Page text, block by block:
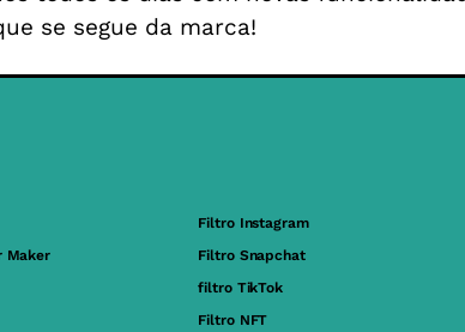
se segue da marca!
Maker
Filtro Instagram
Filtro Snapchat
filtro TikTok
Filtro NFT